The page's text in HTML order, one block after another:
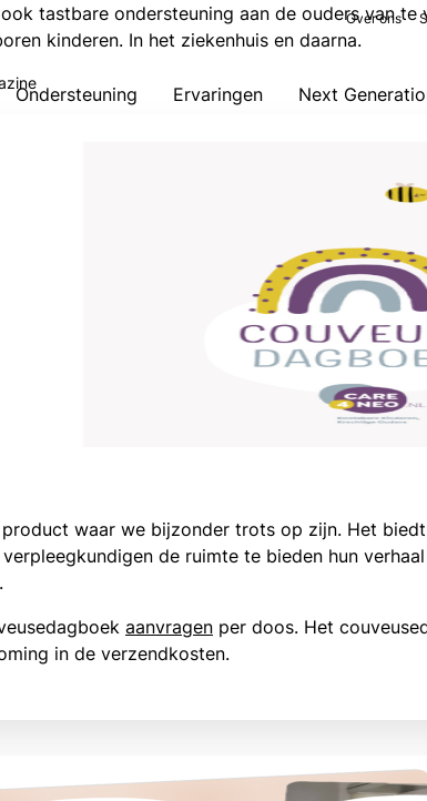
Ondersteuning Ervaringen Next
Over ons
tastbare ondersteuning aan de ouders van te
kinderen. In het ziekenhuis en daarna.
product waar we bijzonder trots op zijn. Het
de ruimte te bieden hun
aanvragen per doos. Het
in de verzendkosten.